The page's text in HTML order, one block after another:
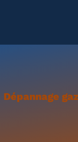
Dépannage